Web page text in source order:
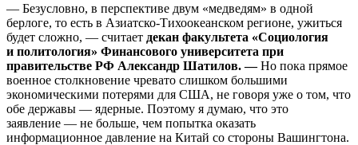
— Безусловно, в перспективе двум «медведям» в одной
берлоге, то есть в Азиатско-Тихоокеанском регионе, ужиться
будет сложно, — считает декан факультета «Социология
и политология» Финансового университета при
правительстве РФ Александр Шатилов. —Но пока прямое
военное столкновение чревато слишком большими
экономическими потерями для США, не говоря уже о том, что
обе державы — ядерные. Поэтому я думаю, что это
заявление — не больше, чем попытка оказать
информационное давление на Китай со стороны Вашингтона.